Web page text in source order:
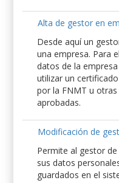
Alta de gestor en
Desde aquí un
una empresa. Para
datos de la
utilizar un
por la FNMT u
aprobadas.
Modificación de
Permite al gestor
sus datos
guardados en el